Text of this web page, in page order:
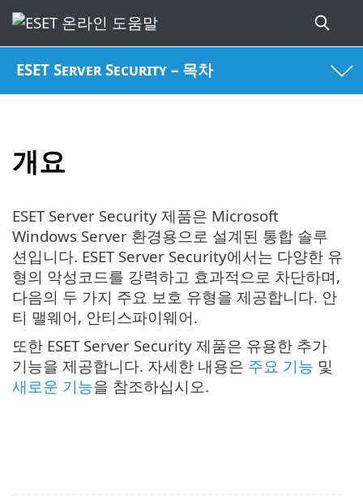
ESET Server Security – 목차
개요
ESET Server Security 제품은 Microsoft
Windows Server 환경용으로 설계된 통합 솔루
션입니다. ESET Server Security에서는 다양한 유
형의 악성코드를 강력하고 효과적으로 차단하며,
다음의 두 가지 주요 보호 유형을 제공합니다. 안
티 맬웨어, 안티스파이웨어.
또한 ESET Server Security 제품은 유용한 추가
기능을 제공합니다. 자세한 내용은 주요 기능 및
새로운 기능을 참조하십시오.